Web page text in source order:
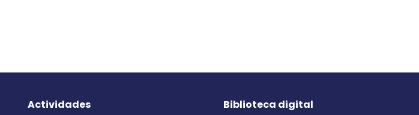
Actividades Biblioteca digital